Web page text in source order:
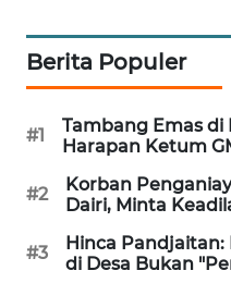
Berita Populer
#1
Tambang Emas di
Harapan Ketum
#2
Korban
Dairi, Minta
#3
Hinca Pandjaitan:
di Desa Bukan
KRT
NEWS
NEWS
JURNAL
MARITIM
HUMBANG